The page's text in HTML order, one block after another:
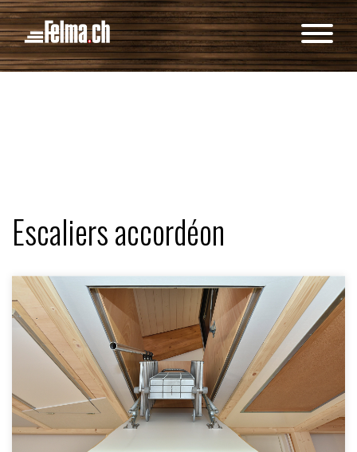
Escaliers accordéon
Panneau de gestion des cookies